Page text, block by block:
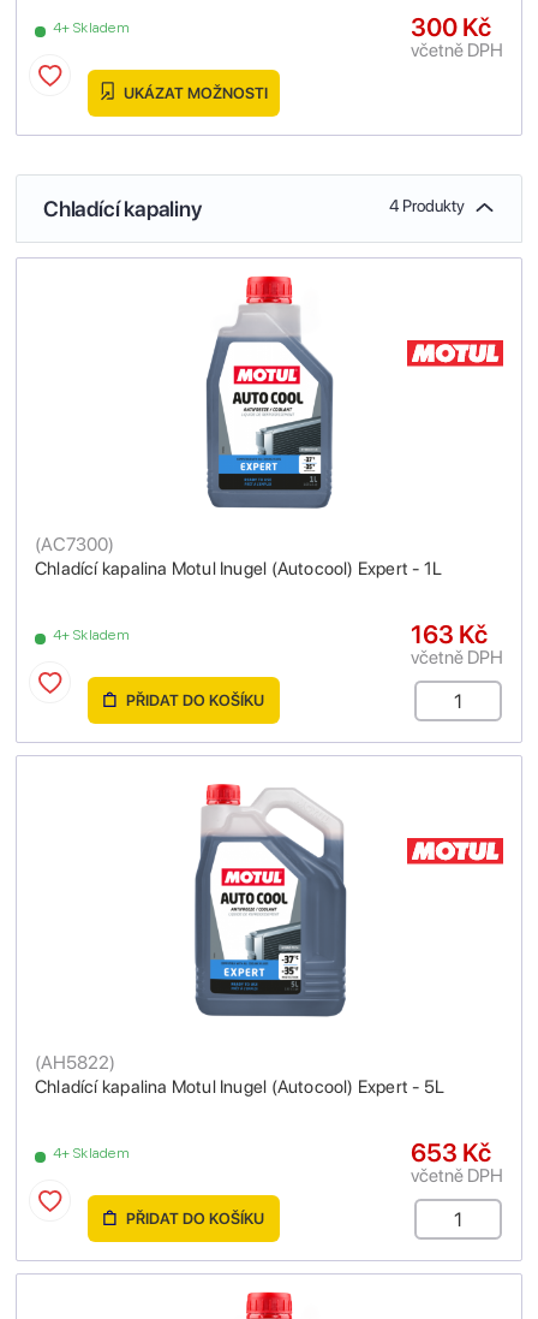
4+ Skladem 300 Kč
včetně DPH
UKÁZAT MOŽNOSTI
Chladící kapaliny 4 Produkty
Chladící kapalina Motul Inugel (Autocool) Expert - 1L
(AC7300)
4+ Skladem 163 Kč
včetně DPH
PŘIDAT DO KOŠÍKU
Chladící kapalina Motul Inugel (Autocool) Expert - 5L
(AH5822)
4+ Skladem 653 Kč
včetně DPH
PŘIDAT DO KOŠÍKU